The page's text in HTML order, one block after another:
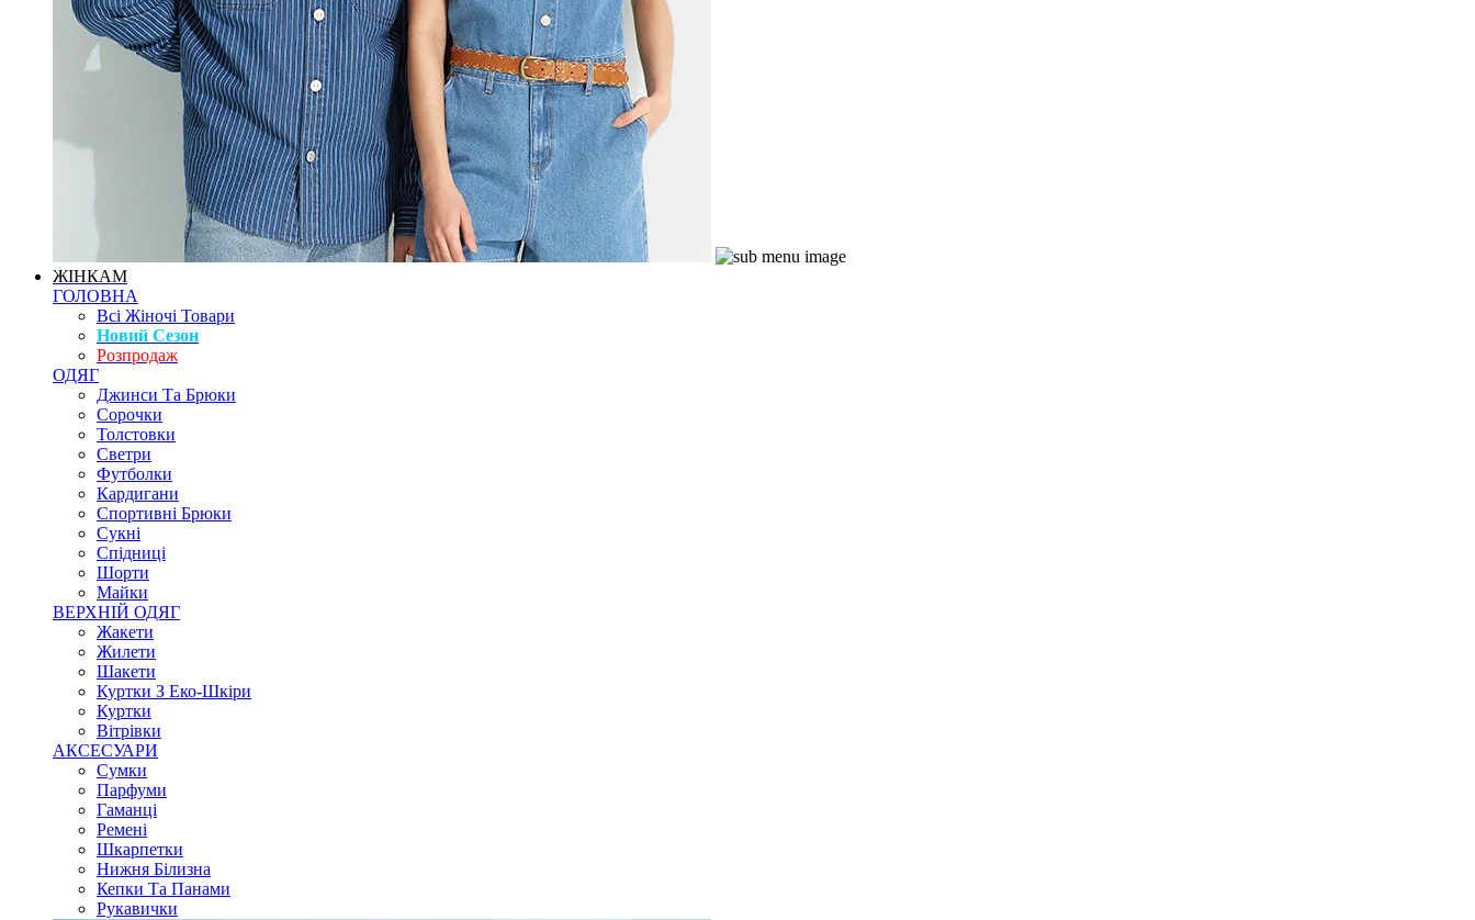
ЖІНКАМ
ГОЛОВНА
Всі Жіночі Товари
Новий Сезон
Розпродаж
ОДЯГ
Джинси Та Брюки
Сорочки
Толстовки
Светри
Футболки
Кардигани
Спортивні Брюки
Сукні
Спідниці
Шорти
Майки
ВЕРХНІЙ ОДЯГ
Жакети
Жилети
Шакети
Куртки З Еко-Шкіри
Куртки
Вітрівки
АКСЕСУАРИ
Сумки
Парфуми
Гаманці
Ремені
Шкарпетки
Нижня Білизна
Кепки Та Панами
Рукавички